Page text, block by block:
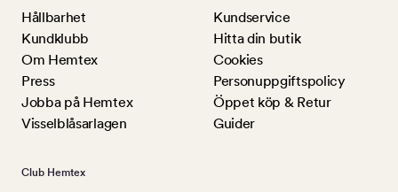
Hållbarhet
Kundklubb
Om Hemtex
Press
Jobba på Hemtex
Visselblåsarlagen
Kundservice
Hitta din butik
Cookies
Personuppgiftspolicy
Öppet köp & Retur
Guider
Club Hemtex